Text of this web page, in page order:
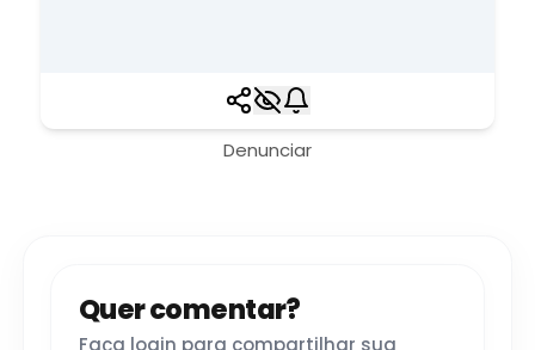
Denunciar
Quer comentar?
Faça login para compartilhar sua